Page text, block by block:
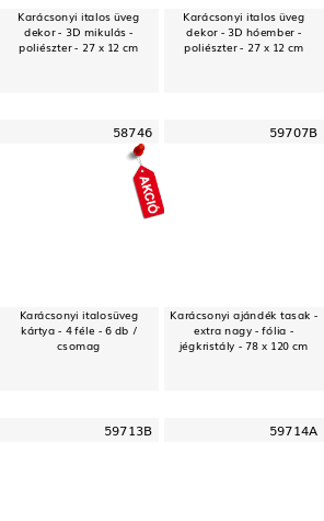
Karácsonyi italos üveg
dekor - 3D mikulás -
poliészter - 27 x 12 cm
Karácsonyi italos üveg
dekor - 3D hóember -
poliészter - 27 x 12 cm
58746
Karácsonyi italosüveg
kártya - 4 féle - 6 db /
csomag
59707B
Karácsonyi ajándék tasak -
extra nagy - fólia -
jégkristály - 78 x 120 cm
59713B 59714A